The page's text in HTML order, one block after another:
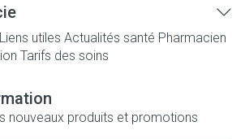
Liens utiles Actualités santé Pharmacien
Tarifs des soins
nouveaux produits et promotions